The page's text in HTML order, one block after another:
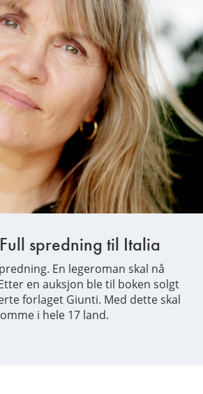
spredning til Italia
En legeroman skal nå
en auksjon ble til boken solgt
forlaget Giunti. Med dette skal
i hele 17 land.